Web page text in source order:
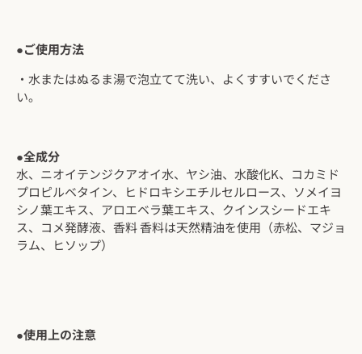
●ご使用方法
・水またはぬるま湯で泡立てて洗い、よくすすいでくださ
い。
●全成分
水、ニオイテンジクアオイ水、ヤシ油、水酸化K、コカミド
プロピルベタイン、ヒドロキシエチルセルロース、ソメイヨ
シノ葉エキス、アロエベラ葉エキス、クインスシードエキ
ス、コメ発酵液、香料 香料は天然精油を使用（赤松、マジョ
ラム、ヒソップ）
●使用上の注意